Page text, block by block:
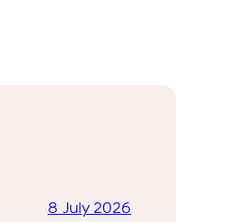
8 July 2026